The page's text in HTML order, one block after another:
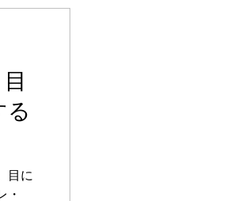
る
目に
・